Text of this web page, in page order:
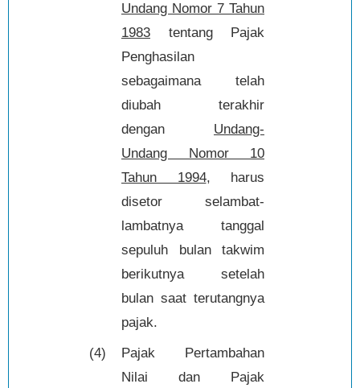
Undang Nomor 7 Tahun
1983 tentang Pajak
Penghasilan
sebagaimana telah
diubah terakhir
dengan Undang-
Undang Nomor 10
Tahun 1994, harus
disetor selambat-
lambatnya tanggal
sepuluh bulan takwim
berikutnya setelah
bulan saat terutangnya
pajak.
(4)
Pajak Pertambahan
Nilai dan Pajak